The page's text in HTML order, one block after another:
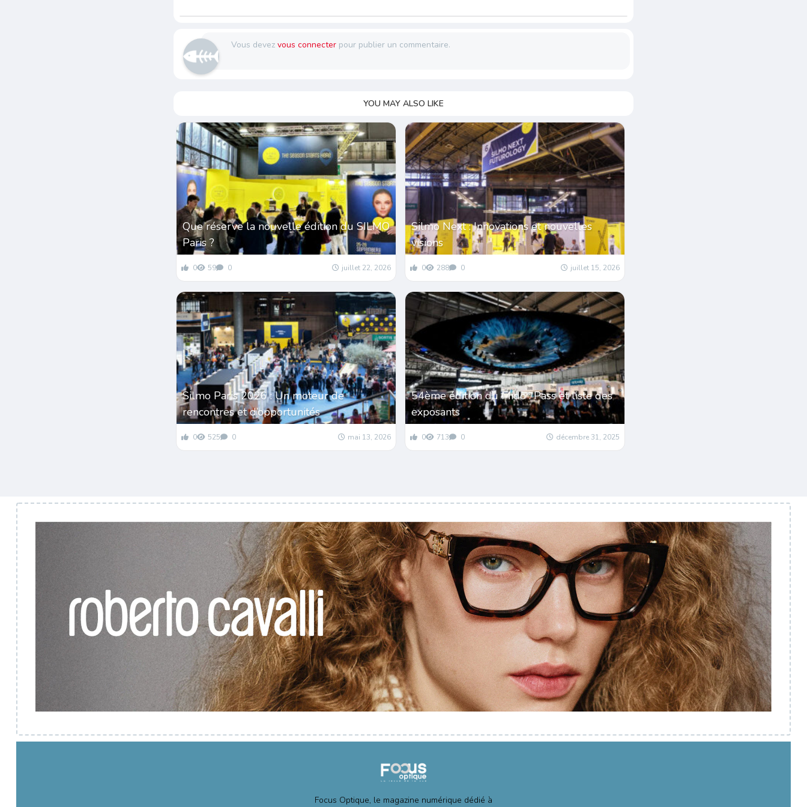
Vous devezvous connecter pour publier un commentaire.
YOU MAY ALSO LIKE
Que réserve la nouvelle édition du SILMO
Paris ?
0 59 0 juillet 22, 2026
Silmo Next : Innovations et nouvelles
visions
0 288 0 juillet 15, 2026
Silmo Paris 2026 : Un moteur de
rencontres et d’opportunités
0 525 0 mai 13, 2026
54ème édition du Mido : Pass et liste des
exposants
0 713 0 décembre 31, 2025
Focus Optique, le magazine numérique dédié à